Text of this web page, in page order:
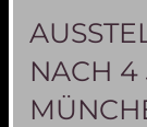
NACH 4